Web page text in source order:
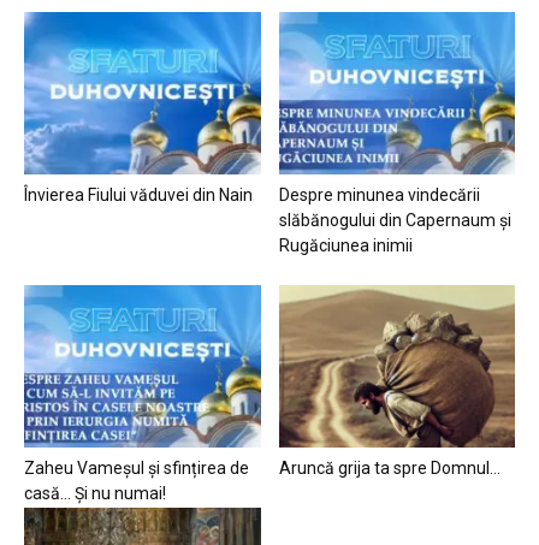
Învierea Fiului văduvei din Nain
Despre minunea vindecării
slăbănogului din Capernaum și
Rugăciunea inimii
Zaheu Vameșul și sfințirea de
casă… Și nu numai!
Aruncă grija ta spre Domnul…